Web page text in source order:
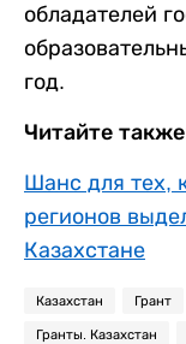
обладателей
год.
Читайте
Шанс для тех,
регионов
Казахстане
Казахстан Грант
Гранты. Казахстан